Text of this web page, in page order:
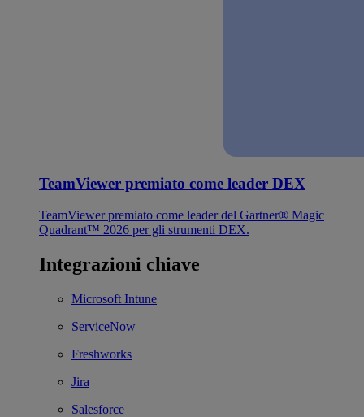
TeamViewer premiato come leader DEX
TeamViewer premiato come leader del Gartner® Magic
Quadrant™ 2026 per gli strumenti DEX.
Integrazioni chiave
Microsoft Intune
ServiceNow
Freshworks
Jira
Salesforce